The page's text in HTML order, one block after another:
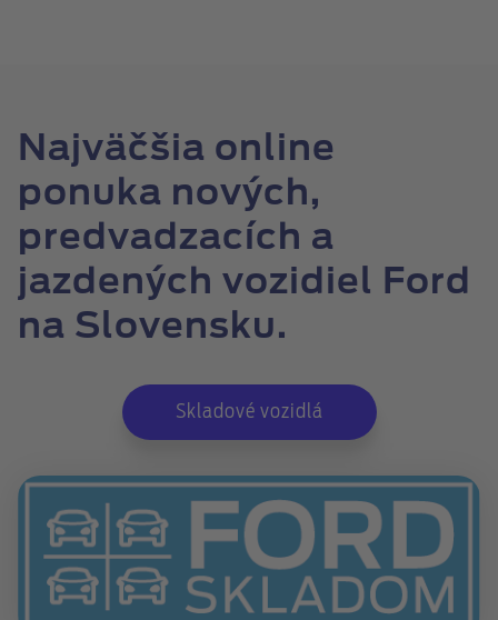
Najväčšia online
ponuka nových,
predvadzacích a
jazdených vozidiel Ford
na Slovensku.
Skladové vozidlá